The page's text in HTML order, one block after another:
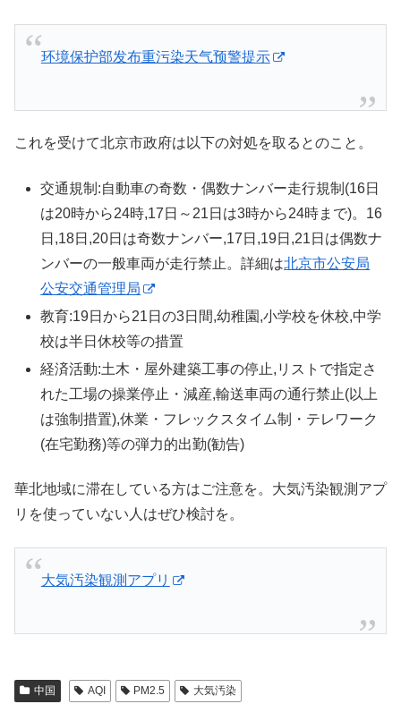
环境保护部发布重污染天气预警提示
これを受けて北京市政府は以下の対処を取るとのこと。
交通規制:自動車の奇数・偶数ナンバー走行規制(16日
は20時から24時,17日～21日は3時から24時まで)。16
日,18日,20日は奇数ナンバー,17日,19日,21日は偶数ナ
ンバーの一般車両が走行禁止。詳細は北京市公安局
公安交通管理局
教育:19日から21日の3日間,幼稚園,小学校を休校,中学
校は半日休校等の措置
経済活動:土木・屋外建築工事の停止,リストで指定さ
れた工場の操業停止・減産,輸送車両の通行禁止(以上
は強制措置),休業・フレックスタイム制・テレワーク
(在宅勤務)等の弾力的出勤(勧告)
華北地域に滞在している方はご注意を。大気汚染観測アプ
リを使っていない人はぜひ検討を。
大気汚染観測アプリ
中国 AQI PM2.5 大気汚染